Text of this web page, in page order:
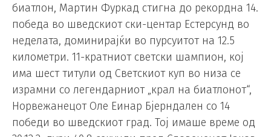
биатлон, Мартин Фуркад стигна до рекордна 14.
победа во шведскиот ски-центар Естерсунд во
неделата, доминирајќи во пурсуитот на 12.5
километри. 11-кратниот светски шампион, кој
има шест титули од Светскиот куп во низа се
израмни со легендарниот „крал на биатлонот“,
Норвежанецот Оле Еинар Бјерндален со 14
победи во шведскиот град. Тој имаше време од